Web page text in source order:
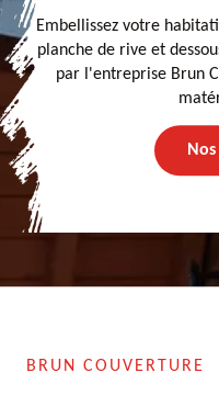
Embellissez votre
planche de rive et
par l'entreprise Brun
BRUN COUVERTURE